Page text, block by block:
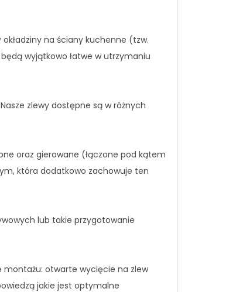
na ściany kuchenne (tzw.
wyjątkowo łatwe w utrzymaniu
zlewy dostępne są w różnych
oraz gierowane (łączone pod kątem
która dodatkowo zachowuje ten
lub takie przygotowanie
montażu: otwarte wycięcie na zlew
jakie jest optymalne